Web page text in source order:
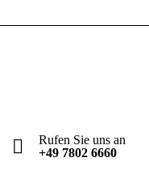
Rufen Sie uns an
+49 7802 6660